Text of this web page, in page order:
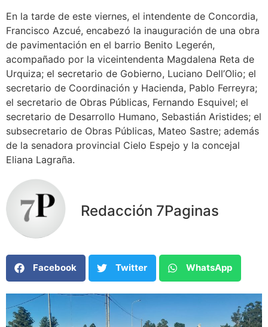
En la tarde de este viernes, el intendente de Concordia,
Francisco Azcué, encabezó la inauguración de una obra
de pavimentación en el barrio Benito Legerén,
acompañado por la viceintendenta Magdalena Reta de
Urquiza; el secretario de Gobierno, Luciano Dell’Olio; el
secretario de Coordinación y Hacienda, Pablo Ferreyra;
el secretario de Obras Públicas, Fernando Esquivel; el
secretario de Desarrollo Humano, Sebastián Aristides; el
subsecretario de Obras Públicas, Mateo Sastre; además
de la senadora provincial Cielo Espejo y la concejal
Eliana Lagraña.
Redacción 7Paginas
Facebook Twitter WhatsApp